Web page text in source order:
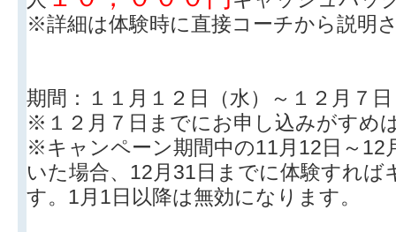
※詳細は体験時に直接コーチから説明
期間：１１月１２日（水）～１２月７
※１２月７日までにお申し込みがすめ
※キャンペーン期間中の11月12日～12
いた場合、12月31日までに体験すれ
す。1月1日以降は無効になります。